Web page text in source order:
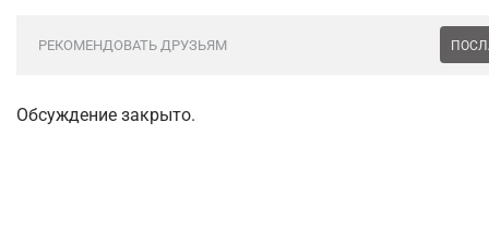
РЕКОМЕНДОВАТЬ ДРУЗЬЯМ
Обсуждение закрыто.